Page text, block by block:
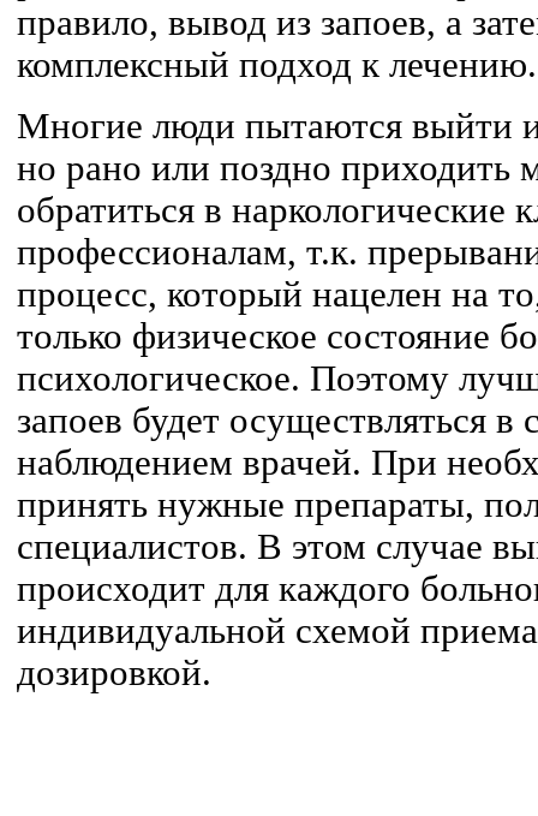
правило, вывод из запоев, а
комплексный подход к лечению.
Многие люди пытаются выйти
но рано или поздно приходить
обратиться в
профессионалам, т.к.
процесс, который нацелен на
только физическое состояние
психологическое. Поэтому
запоев будет осуществляться в
наблюдением врачей. При
принять нужные препараты,
специалистов. В этом случае
происходит для каждого
индивидуальной схемой
дозировкой.